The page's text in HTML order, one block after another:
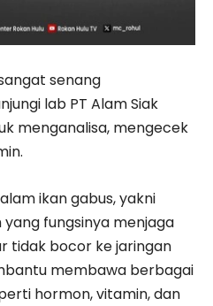
senang
lab PT Alam Siak
menganalisa, mengecek
ikan gabus, yakni
fungsinya menjaga
tidak bocor ke jaringan
membawa berbagai
hormon, vitamin, dan